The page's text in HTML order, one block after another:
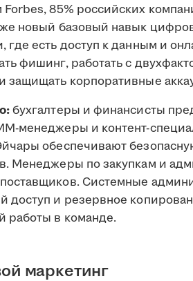
85% российских
новый базовый навык
где есть доступ к данным и
фишинг, работать с
защищать корпоративные
бухгалтеры и финансисты
менеджеры и контент-
обеспечивают
Менеджеры по закупкам и
Системные
доступ и резервное
работы в команде.
маркетинг